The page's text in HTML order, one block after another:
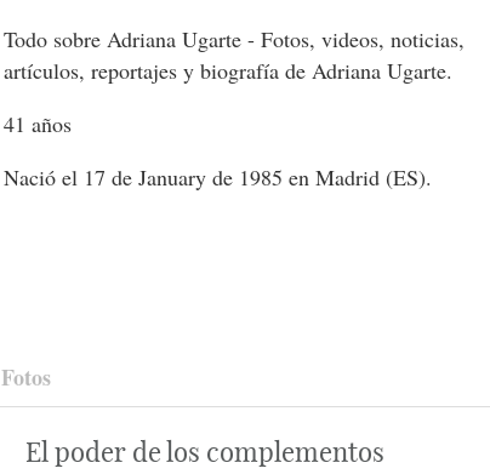
Todo sobre Adriana Ugarte - Fotos, videos, noticias,
artículos, reportajes y biografía de Adriana Ugarte.
41 años
Nació el 17 de January de 1985 en Madrid (ES).
Fotos
El poder de los complementos